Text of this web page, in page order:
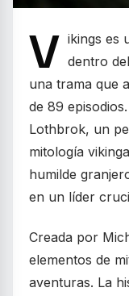
V ikings es
dentro
una trama que
de 89
Lothbrok, un
mitología
humilde
en un líder
Creada por
elementos de
aventuras. La